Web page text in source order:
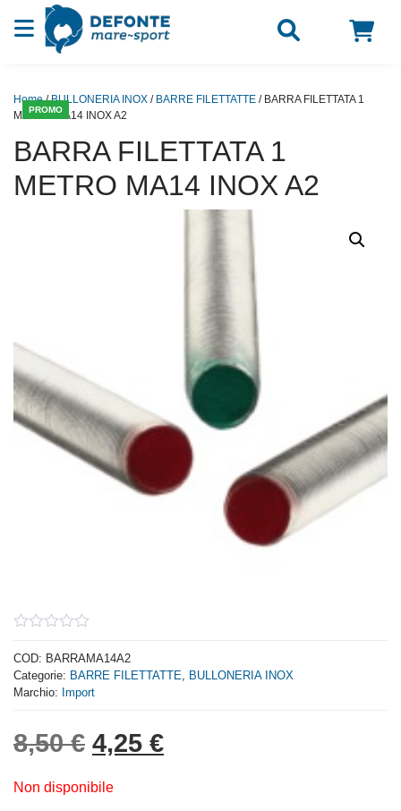
Vai al contenuto
PROMO
Home/BULLONERIA INOX / BARRE FILETTATTE / BARRA FILETTATA 1
METRO MA14 INOX A2
BARRA FILETTATA 1
METRO MA14 INOX A2
out
of
5
COD: BARRAMA14A2
Categorie: BARRE FILETTATTE, BULLONERIA INOX
Marchio: Import
8,50€ Il prezzo originale era:
4,25 €Il prezzo attuale è:
Non disponibile